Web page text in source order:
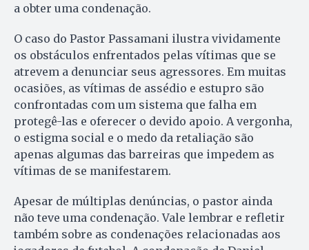
a obter uma condenação.
O caso do Pastor Passamani ilustra vividamente
os obstáculos enfrentados pelas vítimas que se
atrevem a denunciar seus agressores. Em muitas
ocasiões, as vítimas de assédio e estupro são
confrontadas com um sistema que falha em
protegê-las e oferecer o devido apoio. A vergonha,
o estigma social e o medo da retaliação são
apenas algumas das barreiras que impedem as
vítimas de se manifestarem.
Apesar de múltiplas denúncias, o pastor ainda
não teve uma condenação. Vale lembrar e refletir
também sobre as condenações relacionadas aos